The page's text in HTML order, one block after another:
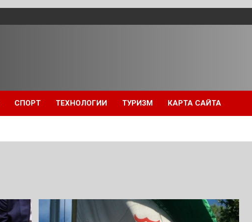
СПОРТ ТЕХНОЛОГИИ ТУРИЗМ КАРТА САЙТА